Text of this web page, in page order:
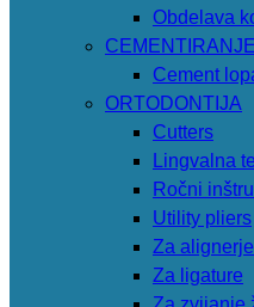
Obdelava
Cement
ORTODONTIJA
Cutters
Lingvalna
Ročni
Utility pliers
Za alignerje
Za ligature